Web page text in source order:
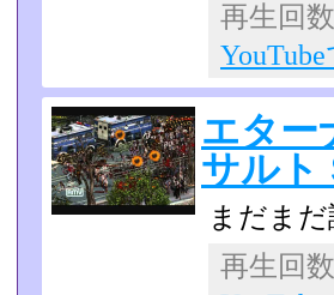
再生回
エタ
サルト
まだまだ
再生回